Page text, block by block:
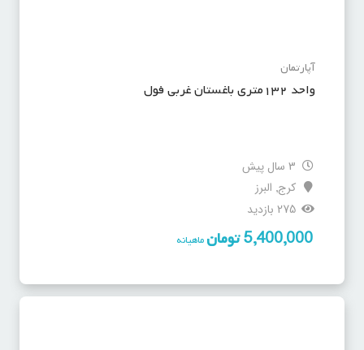
آپارتمان
واحد ۱۳۲متری باغستان غربی فول
3 سال پیش
کرج,البرز
275 بازدید
5,400,000 تومانماهیانه